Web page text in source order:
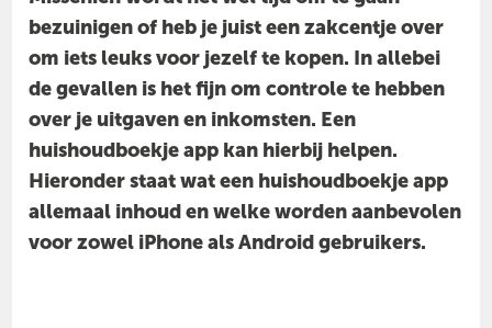
bezuinigen of heb je juist een zakcentje over
om iets leuks voor jezelf te kopen. In allebei
de gevallen is het fijn om controle te hebben
over je uitgaven en inkomsten. Een
huishoudboekje app kan hierbij helpen.
Hieronder staat wat een huishoudboekje app
allemaal inhoud en welke worden aanbevolen
voor zowel iPhone als Android gebruikers.